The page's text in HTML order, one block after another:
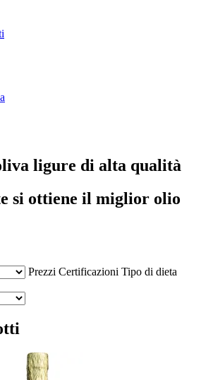
ligure di alta qualità
si ottiene il miglior olio
Prezzi Certificazioni Tipo di dieta